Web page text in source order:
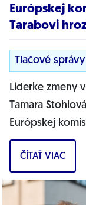
Európskej
Tarabovi
Tlačové správy
Líderke zmeny
Tamara
Európskej
MŽP Filip Kuffa.
ČÍTAŤ VIAC